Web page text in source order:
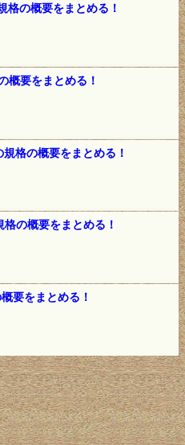
格の概要をまとめる！
概要をまとめる！
規格の概要をまとめる！
格の概要をまとめる！
要をまとめる！